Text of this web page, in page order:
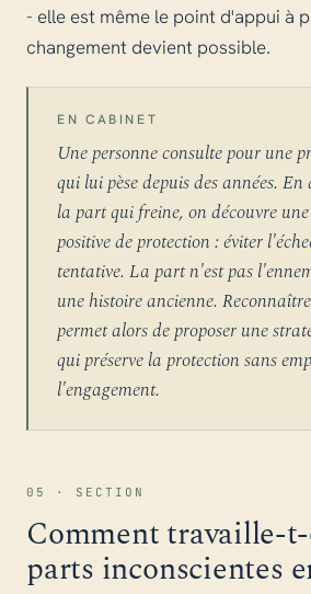
- elle est même le point d'appui à
changement devient possible.
EN CABINET
Une personne consulte pour une
qui lui pèse depuis des années.
la part qui freine, on découvre
positive de protection : éviter
tentative. La part n'est pas
une histoire ancienne.
permet alors de proposer une
qui préserve la protection sans
l'engagement.
05 · SECTION
Comment travaille-t-
parts inconscientes